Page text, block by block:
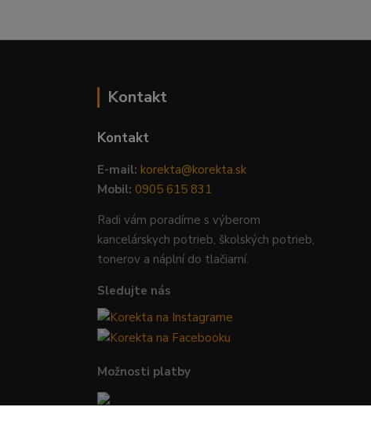
Kontakt
Kontakt
E-mail: korekta@korekta.sk
Mobil: 0905 615 831
Radi vám poradíme s výberom
kancelárskych potrieb, školských potrieb,
tonerov a náplní do tlačiarní.
Sledujte nás
Možnosti platby